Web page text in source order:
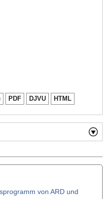
PDF DJVU HTML
von ARD und